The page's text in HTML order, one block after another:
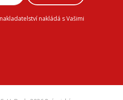
nakládá s Vašimi